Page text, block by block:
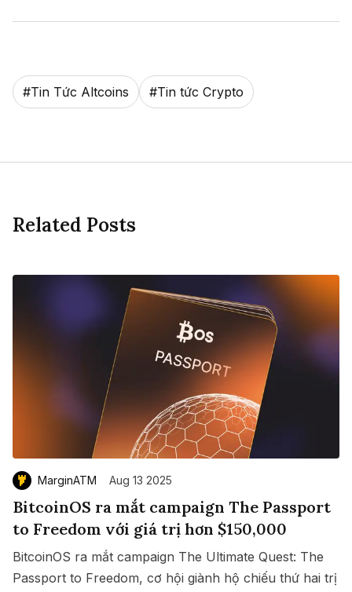
#Tin Tức Altcoins #Tin tức Crypto
Related Posts
MarginATM Aug 13 2025
BitcoinOS ra mắt campaign The Passport
to Freedom với giá trị hơn $150,000
BitcoinOS ra mắt campaign The Ultimate Quest: The
Passport to Freedom, cơ hội giành hộ chiếu thứ hai trị